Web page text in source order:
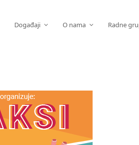
Događaji O nama Radne